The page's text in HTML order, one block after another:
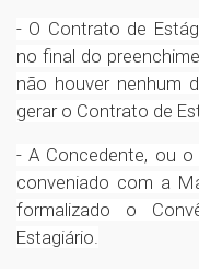
- O Contrato de
no final do
não houver nenhum
gerar o Contrato de
- A Concedente, ou
conveniado com a
formalizado o
Estagiário.